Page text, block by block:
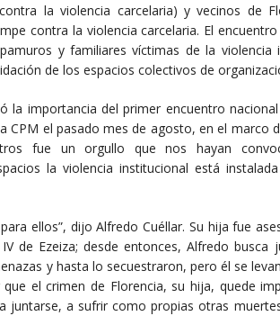
la violencia carcelaria) y vecinos de
contra la violencia carcelaria. El
y familiares víctimas de la violencia
de los espacios colectivos de
la importancia del primer encuentro
CPM el pasado mes de agosto, en el marco
fue un orgullo que nos hayan
la violencia institucional está
ellos”, dijo Alfredo Cuéllar. Su hija fue
de Ezeiza; desde entonces, Alfredo busca
y hasta lo secuestraron, pero él se
el crimen de Florencia, su hija, quede
juntarse, a sufrir como propias otras